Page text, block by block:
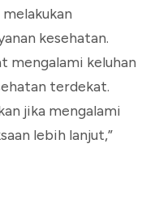
kesehatan.
mengalami keluhan
terdekat.
jika mengalami
lebih lanjut,”